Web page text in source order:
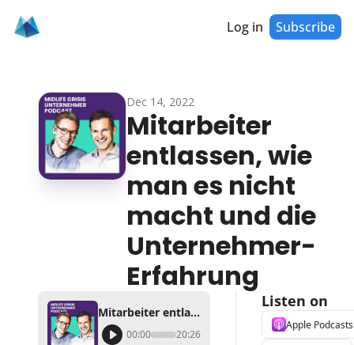
Log in Subscribe
Dec 14, 2022
Mitarbeiter
entlassen, wie
man es nicht
macht und die
Unternehmer-
Erfahrung
Mitarbeiter entlassen, wie man es nicht macht und die Unternehmer-Erfahrung
00:00 20:26
Listen on
Apple Podcasts